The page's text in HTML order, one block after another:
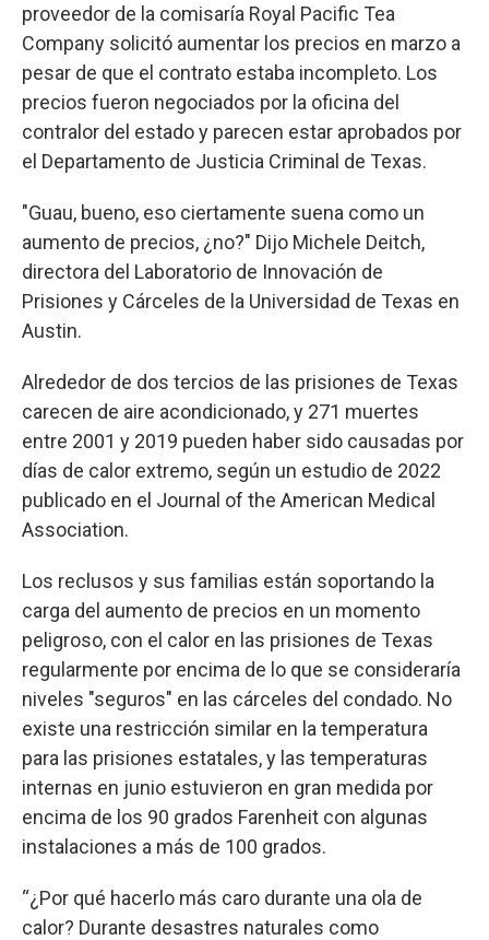
proveedor de la comisaría Royal Pacific Tea
Company solicitó aumentar los precios en marzo a
pesar de que el contrato estaba incompleto. Los
precios fueron negociados por la oficina del
contralor del estado y parecen estar aprobados por
el Departamento de Justicia Criminal de Texas.
"Guau, bueno, eso ciertamente suena como un
aumento de precios, ¿no?" Dijo Michele Deitch,
directora del Laboratorio de Innovación de
Prisiones y Cárceles de la Universidad de Texas en
Austin.
Alrededor de dos tercios de las prisiones de Texas
carecen de aire acondicionado, y 271 muertes
entre 2001 y 2019 pueden haber sido causadas por
días de calor extremo, según un estudio de 2022
publicado en el Journal of the American Medical
Association.
Los reclusos y sus familias están soportando la
carga del aumento de precios en un momento
peligroso, con el calor en las prisiones de Texas
regularmente por encima de lo que se consideraría
niveles "seguros" en las cárceles del condado. No
existe una restricción similar en la temperatura
para las prisiones estatales, y las temperaturas
internas en junio estuvieron en gran medida por
encima de los 90 grados Farenheit con algunas
instalaciones a más de 100 grados.
“¿Por qué hacerlo más caro durante una ola de
calor? Durante desastres naturales como